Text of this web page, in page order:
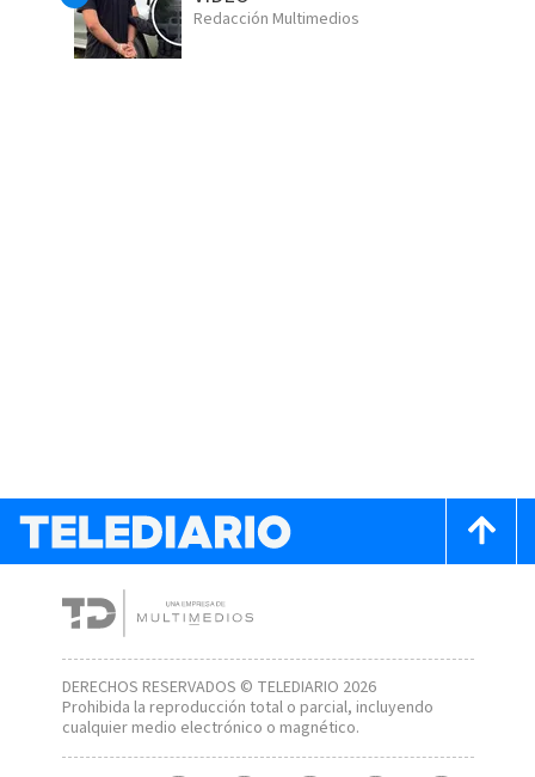
Redacción Multimedios
DERECHOS RESERVADOS © TELEDIARIO 2026
Prohibida la reproducción total o parcial, incluyendo
cualquier medio electrónico o magnético.